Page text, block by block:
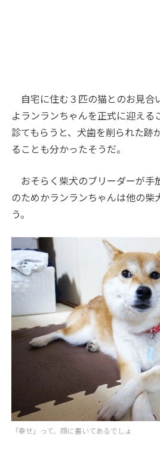
自宅に住む３匹の猫とのお見合
よランランちゃんを正式に迎える
診てもらうと、犬歯を削られた跡
ることも分かったそうだ。
おそらく柴犬のブリーダーが手
のためかランランちゃんは他の柴
う。
「幸せ」って、顔に書いてあるでしょ